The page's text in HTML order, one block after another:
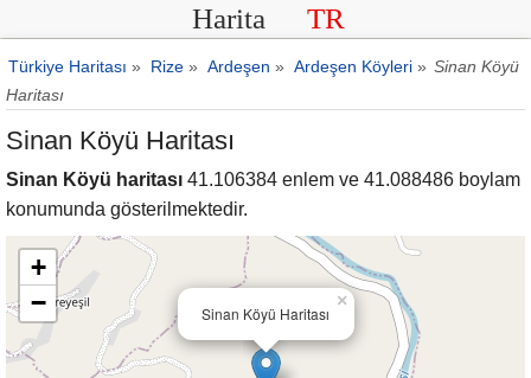
Harita TR
Türkiye Haritası » Rize » Ardeşen » Ardeşen Köyleri » Sinan Köyü
Haritası
Sinan Köyü Haritası
Sinan Köyü haritası 41.106384 enlem ve 41.088486 boylam
konumunda gösterilmektedir.
Sinan Köyü Haritası
×
+
−